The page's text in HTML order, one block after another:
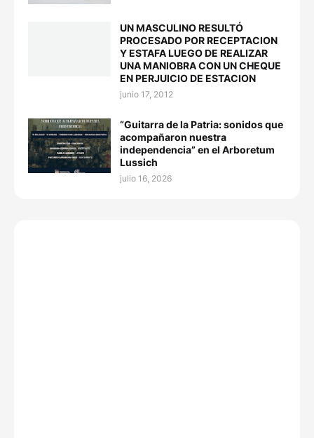
UN MASCULINO RESULTÓ
PROCESADO POR RECEPTACION
Y ESTAFA LUEGO DE REALIZAR
UNA MANIOBRA CON UN CHEQUE
EN PERJUICIO DE ESTACION
junio 17, 2012
“Guitarra de la Patria: sonidos que
acompañaron nuestra
independencia” en el Arboretum
Lussich
julio 16, 2026